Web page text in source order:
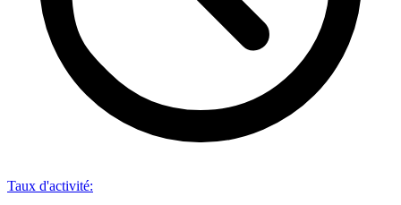
Taux d'activité: